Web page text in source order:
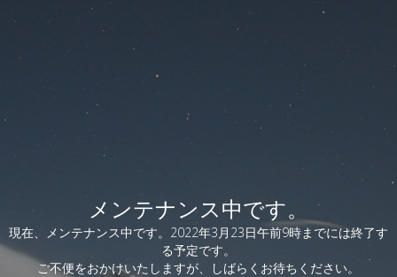
メンテナンス中です。
現在、メンテナンス中です。2022年3月23日午前9時までには終了す
る予定です。
ご不便をおかけいたしますが、しばらくお待ちください。